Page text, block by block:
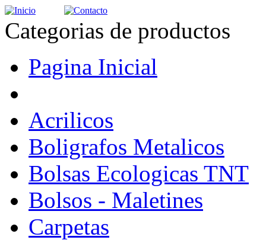
Categorias de productos
Pagina Inicial
Acrilicos
Boligrafos Metalicos
Bolsas Ecologicas TNT
Bolsos - Maletines
Carpetas